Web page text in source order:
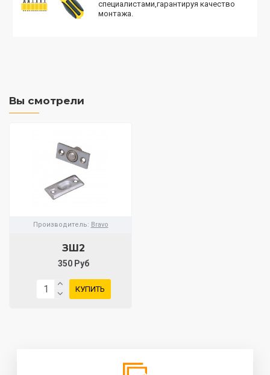
специалистами,гарантируя качество
монтажа.
Вы смотрели
Производитель: Bravo
ЗШ2
350 Руб
КУПИТЬ